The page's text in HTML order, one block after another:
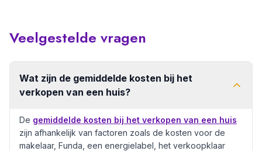
Veelgestelde vragen
Wat zijn de gemiddelde kosten bij het
verkopen van een huis?
De gemiddelde kosten bij het verkopen van een huis
zijn afhankelijk van factoren zoals de kosten voor de
makelaar, Funda, een energielabel, het verkoopklaar